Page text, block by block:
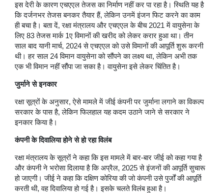
इस देरी के कारण एचएएल तेजस का निर्माण नहीं कर पा रहा है। स्थिति यह है
कि दर्जनभर तेजस बनकर तैयार हैं, लेकिन उनमें इंजन फिट करने का काम
ही बचा है। बता दें, रक्षा मंत्रालय और एचएएल के बीच 2021 में वायुसेना के
लिए 83 तेजस मार्क 1ए विमानों की खरीद को लेकर करार हुआ था। तीन
साल बाद यानी मार्च, 2024 से एचएएल को उसे विमानों की आपूर्ति शुरू करनी
थी। हर साल 24 विमान वायुसेना को सौंपने का लक्ष्य था, लेकिन अभी तक
एक भी विमान नहीं सौंपा जा सका है। वायुसेना इसे लेकर चिंतित है।
जुर्माने से इनकार
रक्षा सूत्रों के अनुसार, ऐसे मामले में जीई कंपनी पर जुर्माना लगाने का विकल्प
सरकार के पास है, लेकिन फिलहाल यह कदम उठाने जाने से सरकार ने
इनकार किया है।
कंपनी के दिवालिया होने से हो रहा विलंब
रक्षा मंत्रालय के सूत्रों ने कहा कि इस मामले में बार-बार जीई को कहा गया है
और कंपनी ने भरोसा दिलाया है कि अप्रैल, 2025 से इंजनों की आपूर्ति सुचारू
हो जाएगी। जीई ने कहा कि दक्षिण कोरिया की जो कंपनी उसे पुर्जों की आपूर्ति
करती थी, वह दिवालिया हो गई है। इसके चलते विलंब हुआ है।